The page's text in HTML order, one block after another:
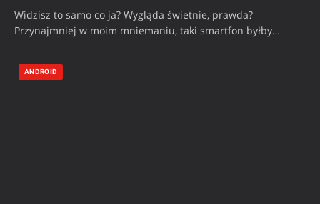
Widzisz to samo co ja? Wygląda świetnie, prawda?
Przynajmniej w moim mniemaniu, taki smartfon byłby…
ANDROID